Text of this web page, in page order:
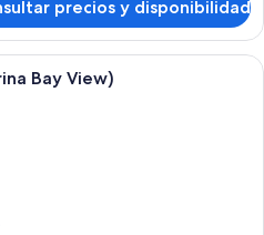
precios y disponibilidad
Una habitación de hotel con una
Bay View)